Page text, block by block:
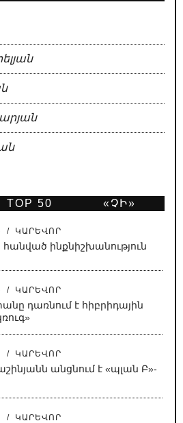
TOP 50
«ՉԻ»
/ ԿԱՐԵՎՈՐ
հանված ինքնիշխանություն
/ ԿԱՐԵՎՈՐ
դառնում է հիբրիդային
/ ԿԱՐԵՎՈՐ
անցնում է «պլան Բ»-
/ ԿԱՐԵՎՈՐ